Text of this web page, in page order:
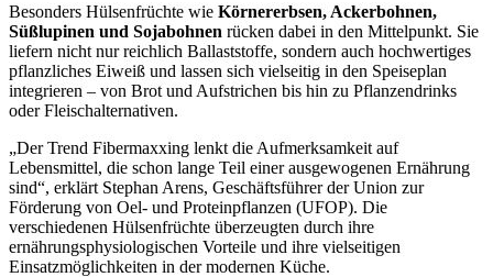
Besonders Hülsenfrüchte wie Körnererbsen, Ackerbohnen,
Süßlupinen und Sojabohnen rücken dabei in den Mittelpunkt. Sie
liefern nicht nur reichlich Ballaststoffe, sondern auch hochwertiges
pflanzliches Eiweiß und lassen sich vielseitig in den Speiseplan
integrieren – von Brot und Aufstrichen bis hin zu Pflanzendrinks
oder Fleischalternativen.
„Der Trend Fibermaxxing lenkt die Aufmerksamkeit auf
Lebensmittel, die schon lange Teil einer ausgewogenen Ernährung
sind“, erklärt Stephan Arens, Geschäftsführer der Union zur
Förderung von Oel- und Proteinpflanzen (UFOP). Die
verschiedenen Hülsenfrüchte überzeugten durch ihre
ernährungsphysiologischen Vorteile und ihre vielseitigen
Einsatzmöglichkeiten in der modernen Küche.